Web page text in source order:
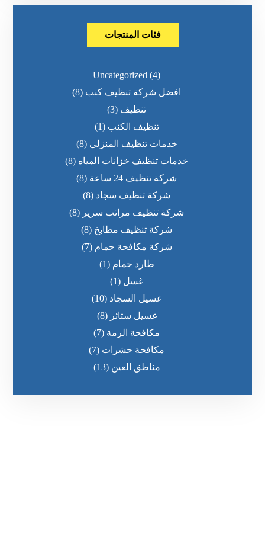
فئات المنتجات
Uncategorized (4)
افضل شركة تنظيف كنب (8)
تنظيف (3)
تنظيف الكنب (1)
خدمات تنظيف المنزلي (8)
خدمات تنظيف خزانات المياه (8)
شركة تنظيف 24 ساعة
(8)
شركة تنظيف سجاد (8)
شركة تنظيف مراتب سرير (8)
شركة تنظيف مطابخ (8)
شركة مكافحة حمام (7)
طارد حمام (1)
غسل (1)
غسيل السجاد (10)
غسيل ستائر (8)
مكافحة الرمة (7)
مكافحة حشرات (7)
مناطق العين (13)